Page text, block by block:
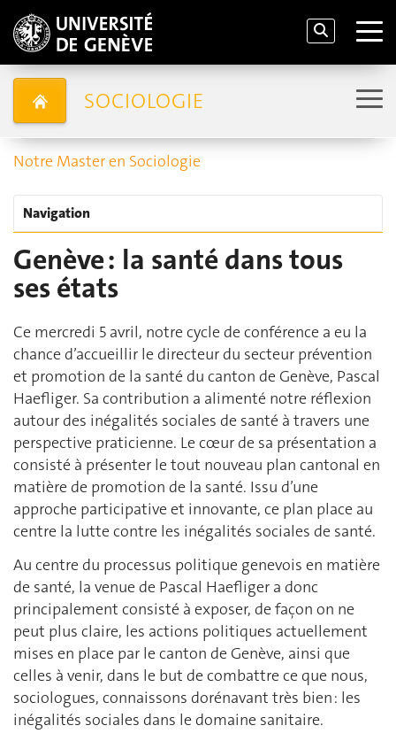
SOCIOLOGIE
Notre Master en Sociologie
Navigation
Genève : la santé dans tous
ses états
Ce mercredi 5 avril, notre cycle de conférence a eu la
chance d’accueillir le directeur du secteur prévention
et promotion de la santé du canton de Genève, Pascal
Haefliger. Sa contribution a alimenté notre réflexion
autour des inégalités sociales de santé à travers une
perspective praticienne. Le cœur de sa présentation a
consisté à présenter le tout nouveau plan cantonal en
matière de promotion de la santé. Issu d’une
approche participative et innovante, ce plan place au
centre la lutte contre les inégalités sociales de santé.
Au centre du processus politique genevois en matière
de santé, la venue de Pascal Haefliger a donc
principalement consisté à exposer, de façon on ne
peut plus claire, les actions politiques actuellement
mises en place par le canton de Genève, ainsi que
celles à venir, dans le but de combattre ce que nous,
sociologues, connaissons dorénavant très bien : les
inégalités sociales dans le domaine sanitaire.